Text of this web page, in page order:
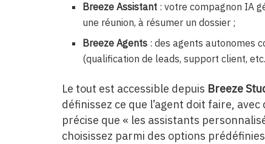
Breeze Assistant : votre compagnon IA
une réunion, à résumer un dossier ;
Breeze Agents : des agents autonomes
(qualification de leads, support client,
Le tout est accessible depuis Breeze
définissez ce que l’agent doit faire,
précise que « les assistants
choisissez parmi des options